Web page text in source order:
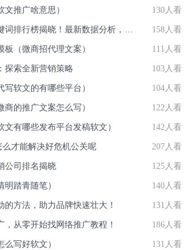
推广啥意思） 130人看
2021年度推广关键词排行榜揭晓！最新数据分析，助你轻松提升网站流量！ 158人看
（微商招代理文案） 111人看
探索全新营销策略 103人看
写软文的有哪些平台） 104人看
的推广文案怎么写） 122人看
文有哪些发布平台发稿软文） 142人看
才能解决好危机公关呢 207人看
公司排名揭晓 125人看
踏青随笔） 140人看
的方法，助力品牌快速壮大！ 131人看
，从零开始找网络推广教程！ 186人看
写好软文） 131人看